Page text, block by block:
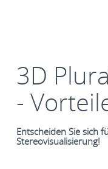
3D
-
Entscheiden Sie sich
Stereovisualisierung!